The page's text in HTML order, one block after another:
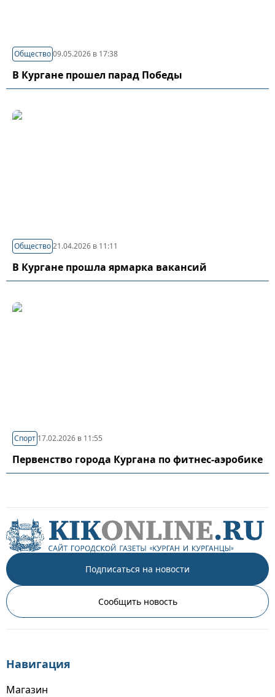
Общество09.05.2026 в 17:38
В Кургане прошел парад Победы
Общество21.04.2026 в 11:11
В Кургане прошла ярмарка вакансий
Спорт 17.02.2026 в 11:55
Первенство города Кургана по фитнес-аэробике
Подписаться на новости
Сообщить новость
Навигация
Магазин